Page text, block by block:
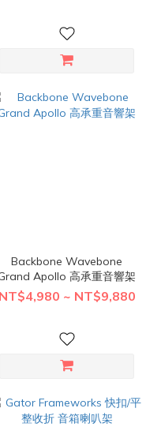
Backbone Wavebone
Apollo 高承重音響架
NT$4,980 ~ NT$9,880